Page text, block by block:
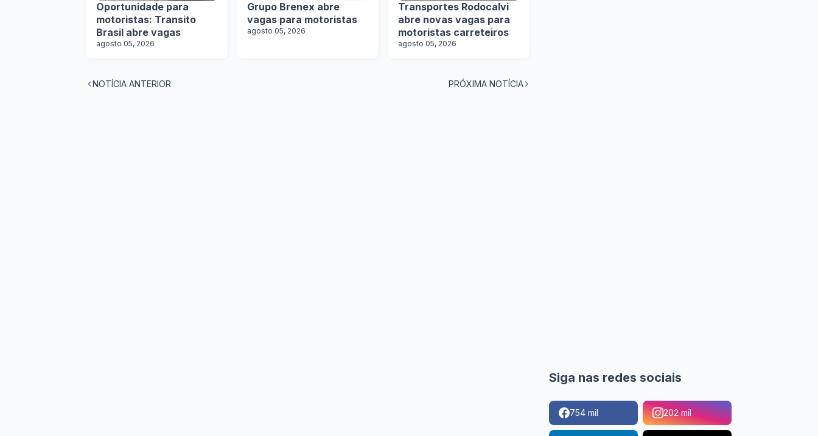
Oportunidade para
motoristas: Transito
Brasil abre vagas
agosto 05, 2026
Grupo Brenex abre
vagas para motoristas
agosto 05, 2026
Transportes Rodocalvi
abre novas vagas para
motoristas carreteiros
agosto 05, 2026
NOTÍCIA ANTERIOR PRÓXIMA NOTÍCIA
Siga nas redes sociais
754 mil 202 mil